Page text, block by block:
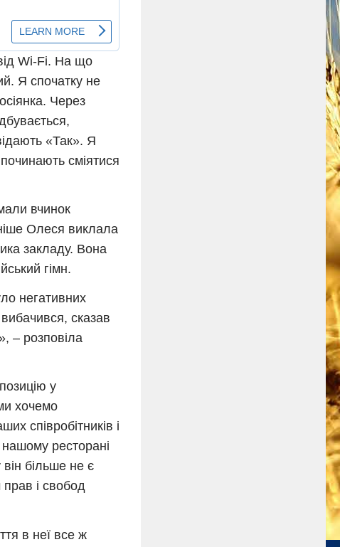
Wi-Fi. На що
Я спочатку не
Через
«Так». Я
сміятися
вчинок
Олеся виклала
закладу. Вона
гімн.
негативних
сказав
– розповіла
у
хочемо
співробітників і
ресторані
він більше не є
і свобод
в неї все ж